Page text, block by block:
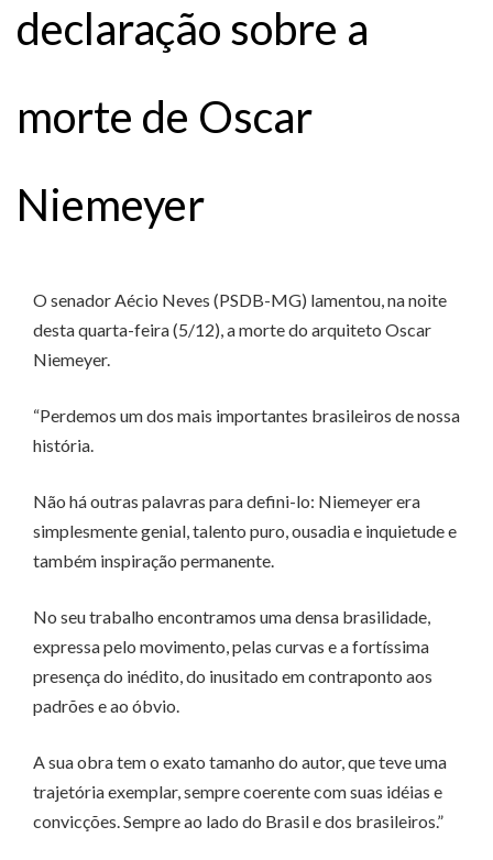
declaração sobre a
morte de Oscar
Niemeyer
O senador Aécio Neves (PSDB-MG) lamentou, na noite
desta quarta-feira (5/12), a morte do arquiteto Oscar
Niemeyer.
“Perdemos um dos mais importantes brasileiros de nossa
história.
Não há outras palavras para defini-lo: Niemeyer era
simplesmente genial, talento puro, ousadia e inquietude e
também inspiração permanente.
No seu trabalho encontramos uma densa brasilidade,
expressa pelo movimento, pelas curvas e a fortíssima
presença do inédito, do inusitado em contraponto aos
padrões e ao óbvio.
A sua obra tem o exato tamanho do autor, que teve uma
trajetória exemplar, sempre coerente com suas idéias e
convicções. Sempre ao lado do Brasil e dos brasileiros.”